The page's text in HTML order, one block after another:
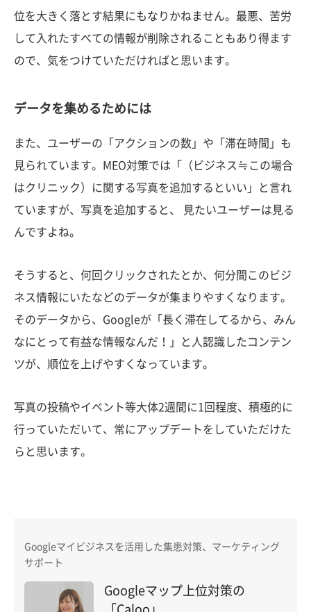
位を大きく落とす結果にもなりかねません。最悪、苦労
して入れたすべての情報が削除されることもあり得ます
ので、気をつけていただければと思います。
データを集めるためには
また、ユーザーの「アクションの数」や「滞在時間」も
見られています。MEO対策では「（ビジネス≒この場合
はクリニック）に関する写真を追加するといい」と言れ
ていますが、写真を追加すると、 見たいユーザーは見る
んですよね。
そうすると、何回クリックされたとか、何分間このビジ
ネス情報にいたなどのデータが集まりやすくなります。
そのデータから、Googleが「長く滞在してるから、みん
なにとって有益な情報なんだ！」と人認識したコンテン
ツが、順位を上げやすくなっています。
写真の投稿やイベント等大体2週間に1回程度、積極的に
行っていただいて、常にアップデートをしていただけた
らと思います。
Googleマイビジネスを活用した集患対策、マーケティング
サポート
Googleマップ上位対策の
「Caloo」